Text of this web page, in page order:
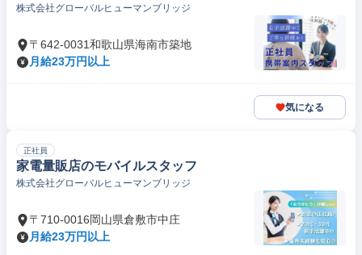
株式会社グローバルヒューマンブリッジ
〒642-0031和歌山県海南市築地
月給23万円以上
気になる
正社員
家電量販店のモバイルスタッフ
株式会社グローバルヒューマンブリッジ
〒710-0016岡山県倉敷市中庄
月給23万円以上